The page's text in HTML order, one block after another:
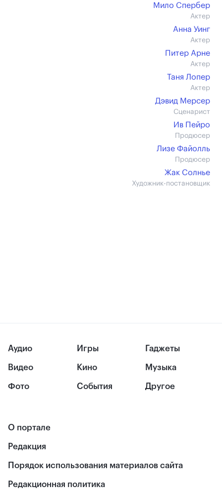
Мило Спербер
Актер
Анна Уинг
Актер
Питер Арне
Актер
Таня Лопер
Актер
Дэвид Мерсер
Сценарист
Ив Пейро
Продюсер
Лизе Файолль
Продюсер
Жак Солнье
Художник-постановщик
Аудио
Видео
Фото
Игры
Кино
События
Гаджеты
Музыка
Другое
О портале
Редакция
Порядок использования материалов сайта
Редакционная политика